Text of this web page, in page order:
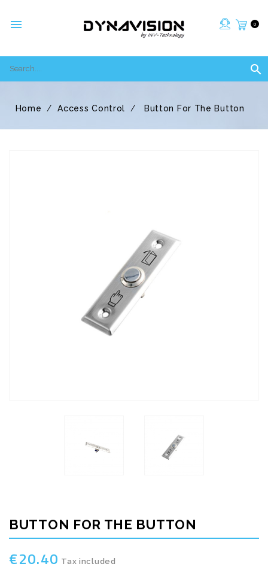
 0

Home Access Control Button For The Button
BUTTON FOR THE BUTTON
€20.40 Tax included